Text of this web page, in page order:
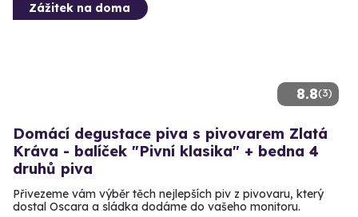
8.8(3)
Zážitek na doma
Domácí degustace piva s pivovarem Zlatá
Kráva - balíček "Pivní klasika" + bedna 4
druhů piva
Přivezeme vám výběr těch nejlepších piv z pivovaru, který
dostal Oscara a sládka dodáme do vašeho monitoru.